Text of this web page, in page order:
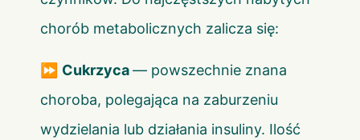
chorób metabolicznych zalicza się:
⏩ Cukrzyca— powszechnie znana
choroba, polegająca na zaburzeniu
wydzielania lub działania insuliny. Ilość